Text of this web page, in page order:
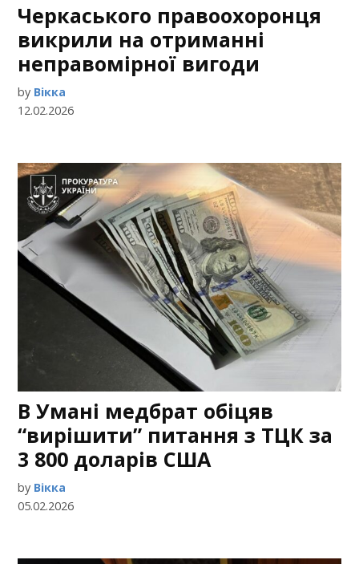
Черкаського правоохоронця
викрили на отриманні
неправомірної вигоди
by Вікка
12.02.2026
В Умані медбрат обіцяв
“вирішити” питання з ТЦК за
3 800 доларів США
by Вікка
05.02.2026